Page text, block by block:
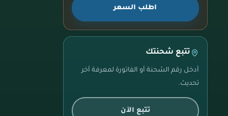
اطلب السعر
تتبع شحنتك
أدخل رقم الشحنة أو الفاتورة لمعرفة آخر
تحديث.
تتبع الآن